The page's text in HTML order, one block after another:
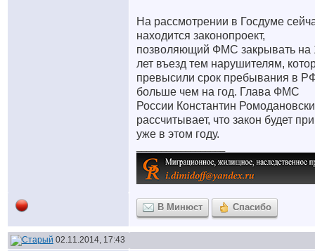
На рассмотрении в Госдуме
находится законопроект,
позволяющий ФМС закрывать на
лет въезд тем нарушителям,
превысили срок пребывания в
больше чем на год. Глава ФМС
России Константин
рассчитывает, что закон будет
уже в этом году.
В Минюст Спасибо
02.11.2014, 17:43